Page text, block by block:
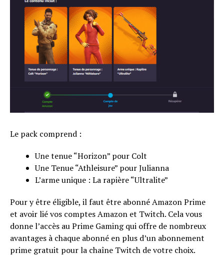
Le pack comprend :
Une tenue “Horizon” pour Colt
Une Tenue “Athleisure” pour Julianna
L’arme unique : La rapière “Ultralite”
Pour y être éligible, il faut être abonné Amazon Prime
et avoir lié vos comptes Amazon et Twitch. Cela vous
donne l’accès au Prime Gaming qui offre de nombreux
avantages à chaque abonné en plus d’un abonnement
prime gratuit pour la chaîne Twitch de votre choix.